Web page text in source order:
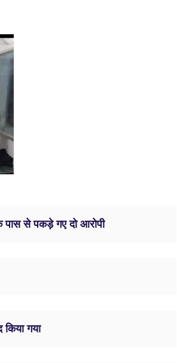
पास से पकड़े गए दो आरोपी
किया गया